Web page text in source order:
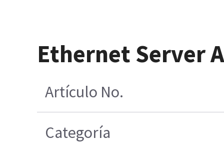
Ethernet Server
Artículo No.
Categoría